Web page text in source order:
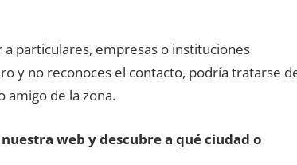
particulares, empresas ο instituciones
у no reconoces el contacto, podría tratarse
amigo dе la zona.
web у descubre а qué ciudad ο